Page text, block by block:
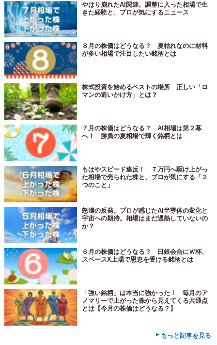
やはり崩れたAI関連。調整に入った相場で生
きた経験と、プロが気にするニュース
８月の株価はどうなる？ 夏枯れなのに材料
が多い相場で注目したい銘柄とは
株式投資を始めるベストの場所 正しい「ロ
マンの追いかけ方」とは？
７月の株価はどうなる？ AI相場は第２幕
へ！ 勝負の夏相場で輝く銘柄とは
もはやスピード違反！ ７万円へ駆け上がっ
た相場で売られた株と、プロが気にする「２
つのこと」
怒濤の反発。プロが感じたAI半導体の変化と
宇宙への期待。相場はまだ過熱していないの
か？
６月の株価はどうなる？ 日銀会合にＷ杯、
スペースX上場で恩恵を受ける銘柄とは
「強い銘柄」は本当に強かった！ 毎月のア
ノマリーで上がった株から見えてくる共通点
とは【今月の株価はどうなる？】
▸ もっと記事を見る